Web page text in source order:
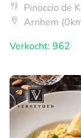
Pinoccio de
Arnhem
Verkocht: 962